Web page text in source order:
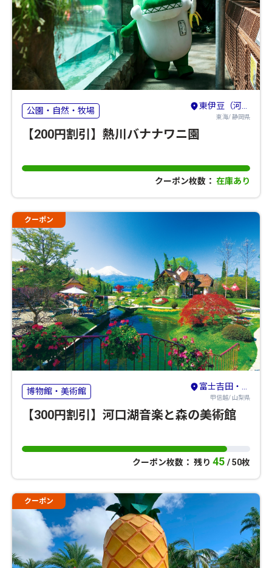
公園・自然・牧場 東伊豆（河津・熱川・稲取・北川）
東海/ 静岡県
【200円割引】熱川バナナワニ園
クーポン枚数： 在庫あり
クーポン
博物館・美術館 富士吉田・河口湖・本栖湖・西湖・精進湖
甲信越/ 山梨県
【300円割引】河口湖音楽と森の美術館
クーポン枚数： 残り 45 / 50枚
クーポン